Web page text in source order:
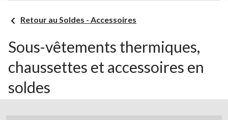
Retour au Soldes - Accessoires
Sous-vêtements thermiques,
chaussettes et accessoires en
soldes